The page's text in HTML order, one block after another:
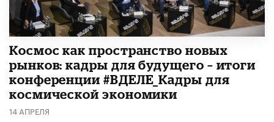
Космос как пространство новых
рынков: кадры для будущего – итоги
конференции #ВДЕЛЕ_Кадры для
космической экономики
14 АПРЕЛЯ